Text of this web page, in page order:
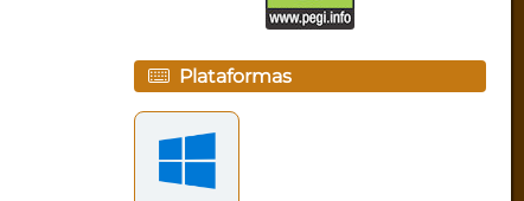
Plataformas